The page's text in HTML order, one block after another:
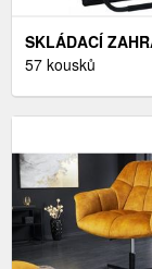
SKLÁDACÍ
KŘESLO
57 kousků